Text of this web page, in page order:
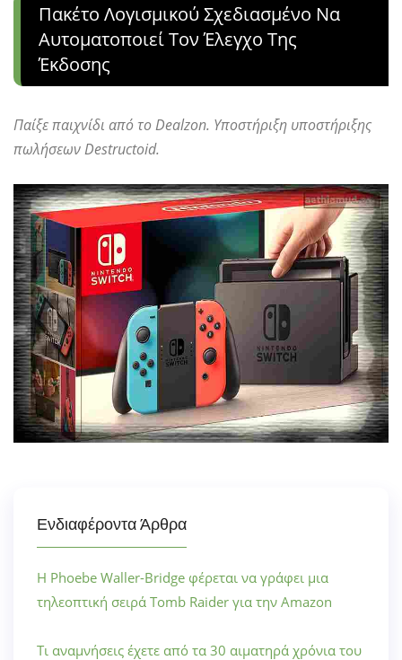
Πακέτο Λογισμικού Σχεδιασμένο Να
Αυτοματοποιεί Τον Έλεγχο Της
Έκδοσης
Παίξε παιχνίδι από το Dealzon. Υποστήριξη υποστήριξης
πωλήσεων Destructoid.
Ενδιαφέροντα Άρθρα
Η Phoebe Waller-Bridge φέρεται να γράφει μια
τηλεοπτική σειρά Tomb Raider για την Amazon
Τι αναμνήσεις έχετε από τα 30 αιματηρά χρόνια του